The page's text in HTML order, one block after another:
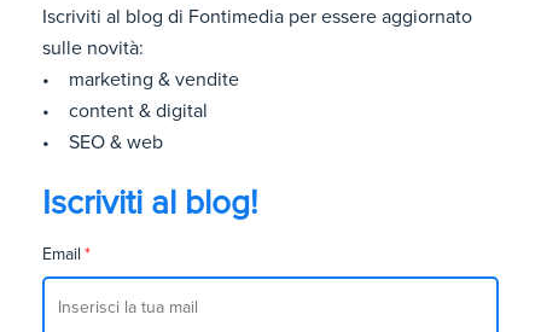
Iscriviti al blog di Fontimedia per essere aggiornato
sulle novità:
• marketing & vendite
• content & digital
• SEO & web
Iscriviti al blog!
Email *